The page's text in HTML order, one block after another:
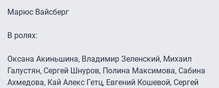
Марюс Вайсберг
В ролях:
Оксана Акиньшина, Владимир Зеленский, Михаил
Галустян, Сергей Шнуров, Полина Максимова, Сабина
Ахмедова, Кай Алекс Гетц, Евгений Кошевой, Сергей